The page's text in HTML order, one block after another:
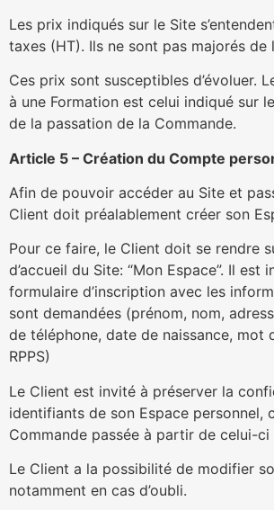
Les prix indiqués sur le Site
taxes (HT). Ils ne sont pas majorés de
Ces prix sont susceptibles d’évoluer.
à une Formation est celui indiqué sur
de la passation de la Commande.
Article 5 – Création du Compte
Afin de pouvoir accéder au Site et
Client doit préalablement créer son
Pour ce faire, le Client doit se rendre
d’accueil du Site: “Mon Espace”. Il est
formulaire d’inscription avec les
sont demandées (prénom, nom,
de téléphone, date de naissance, mot
RPPS)
Le Client est invité à préserver la
identifiants de son Espace personnel,
Commande passée à partir de celui-ci
Le Client a la possibilité de modifier
notamment en cas d’oubli.